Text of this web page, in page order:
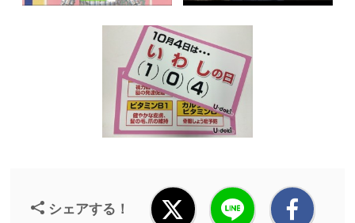
シェアする！